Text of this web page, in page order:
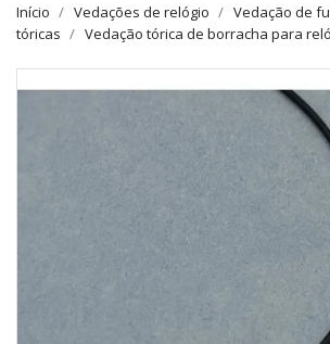
Início Vedações de relógio Vedação de
tóricas
Vedação tórica de borracha para